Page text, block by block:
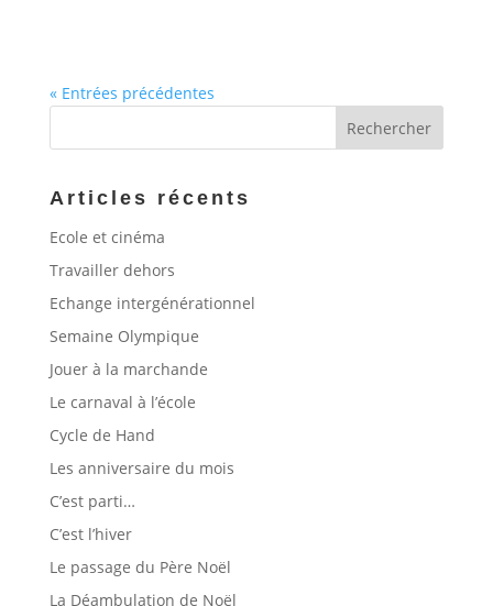
« Entrées précédentes
Articles récents
Ecole et cinéma
Travailler dehors
Echange intergénérationnel
Semaine Olympique
Jouer à la marchande
Le carnaval à l’école
Cycle de Hand
Les anniversaire du mois
C’est parti…
C’est l’hiver
Le passage du Père Noël
La Déambulation de Noël